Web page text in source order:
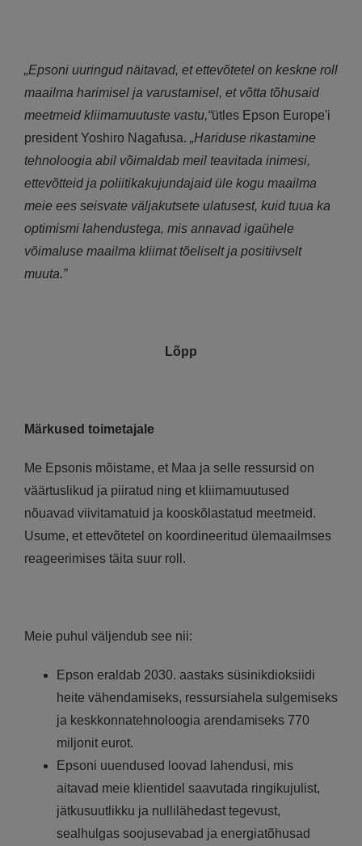
„Epsoni uuringud näitavad, et ettevõtetel on keskne roll
maailma harimisel ja varustamisel, et võtta tõhusaid
meetmeid kliimamuutuste vastu,“ütles Epson Europe'i
president Yoshiro Nagafusa. „Hariduse rikastamine
tehnoloogia abil võimaldab meil teavitada inimesi,
ettevõtteid ja poliitikakujundajaid üle kogu maailma
meie ees seisvate väljakutsete ulatusest, kuid tuua ka
optimismi lahendustega, mis annavad igaühele
võimaluse maailma kliimat tõeliselt ja positiivselt
muuta.”
Lõpp
Märkused toimetajale
Me Epsonis mõistame, et Maa ja selle ressursid on
väärtuslikud ja piiratud ning et kliimamuutused
nõuavad viivitamatuid ja kooskõlastatud meetmeid.
Usume, et ettevõtetel on koordineeritud ülemaailmses
reageerimises täita suur roll.
Meie puhul väljendub see nii:
Epson eraldab 2030. aastaks süsinikdioksiidi
heite vähendamiseks, ressursiahela sulgemiseks
ja keskkonnatehnoloogia arendamiseks 770
miljonit eurot.
Epsoni uuendused loovad lahendusi, mis
aitavad meie klientidel saavutada ringikujulist,
jätkusuutlikku ja nullilähedast tegevust,
sealhulgas soojusevabad ja energiatõhusad